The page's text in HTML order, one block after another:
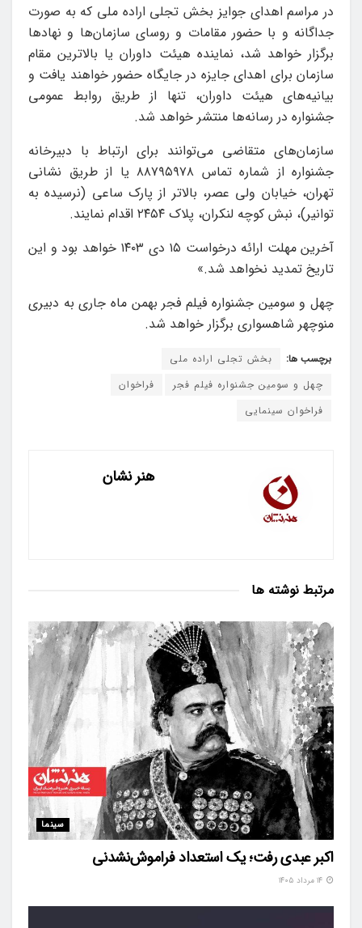
در مراسم اهدای جوایز بخش تجلی اراده ملی که به صورت
جداگانه و با حضور مقامات و روسای سازمان‌ها و نهادها
برگزار خواهد شد، نماینده هیئت داوران یا بالاترین مقام
سازمان برای اهدای جایزه در جایگاه حضور خواهند یافت و
بیانیه‌های هیئت داوران، تنها از طریق روابط عمومی
جشنواره در رسانه‌ها منتشر خواهد شد.
سازمان‌های متقاضی می‌توانند برای ارتباط با دبیرخانه
جشنواره از شماره تماس ۸۸۷۹۵۹۷۸ یا از طریق نشانی
تهران، خیابان ولی عصر، بالاتر از پارک ساعی (نرسیده به
توانیر)، نبش کوچه لنکران، پلاک ۲۴۵۴ اقدام نمایند.
آخرین مهلت ارائه درخواست ۱۵ دی ۱۴۰۳ خواهد بود و این
تاریخ تمدید نخواهد شد.»
چهل و سومین جشنواره فیلم فجر بهمن ماه جاری به دبیری
منوچهر شاهسواری برگزار خواهد شد.
برچسب ها:
بخش تجلی اراده ملی
چهل و سومین جشنواره فیلم فجر
فراخوان
فراخوان سینمایی
هنر نشان
مرتبط نوشته ها
سینما
اکبر عبدی رفت؛ یک استعداد فراموش‌نشدنی